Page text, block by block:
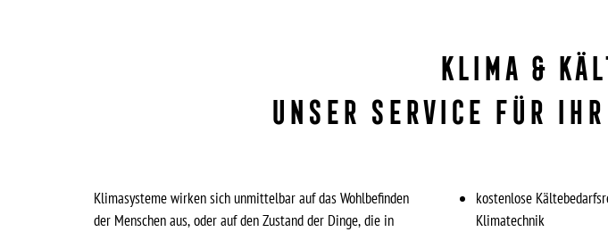
Klima &
UNSER SERVICE für
Klimasysteme wirken sich unmittelbar auf das Wohlbefinden
der Menschen aus, oder auf den Zustand der Dinge, die in
kostenlose
Klimatechnik